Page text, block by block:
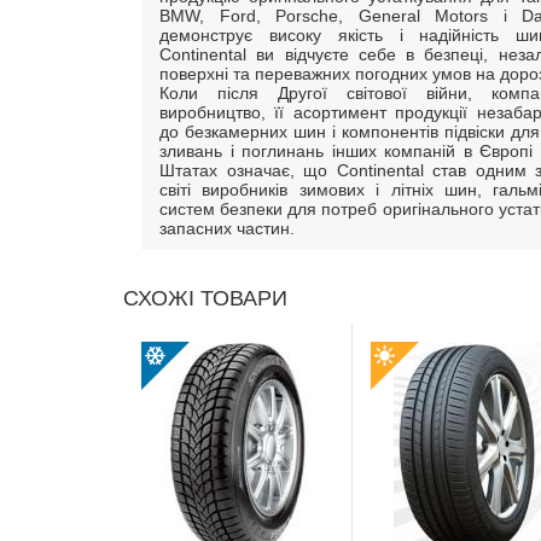
BMW, Ford, Porsche, General Motors і
демонструє високу якість і надійність
Continental ви відчуєте себе в безпеці,
поверхні та переважних погодних умов на
Коли після Другої світової війни,
виробництво, її асортимент продукції
до безкамерних шин і компонентів підвіски
зливань і поглинань інших компаній в
Штатах означає, що Continental став одним
світі виробників зимових і літніх шин,
систем безпеки для потреб оригінального
запасних частин.
СХОЖІ ТОВАРИ